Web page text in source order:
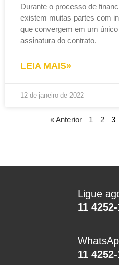
Durante o processo de
existem muitas partes com
que convergem em um
assinatura do contrato.
LEIA MAIS»
12 de janeiro de 2022
« Anterior 1 2 3
Ligue
11
11